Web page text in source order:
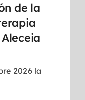
de la
2026 la